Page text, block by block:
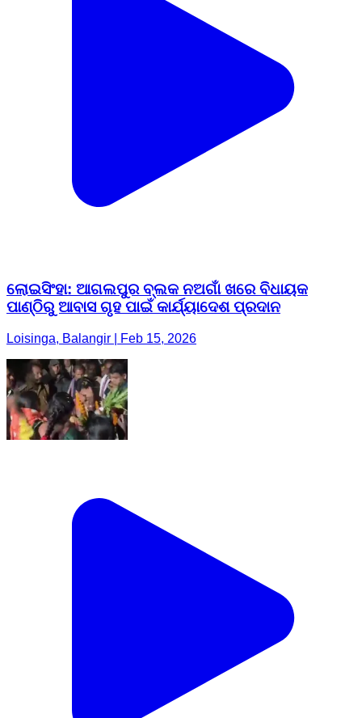
ଲୋଇସିଂହା: ଆଗଲପୁର ବ୍ଲକ ନଅଗାଁ ଖରେ ବିଧାୟକ
ପାଣ୍ଠିରୁ ଆବାସ ଗୃହ ପାଇଁ କାର୍ଯ୍ୟାଦେଶ ପ୍ରଦାନ
Loisinga, Balangir | Feb 15, 2026